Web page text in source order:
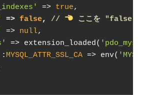
=> true,
=> false, //
ここを "false"
=> null,
=> extension_loaded(
MYSQL_ATTR_SSL_CA => env(